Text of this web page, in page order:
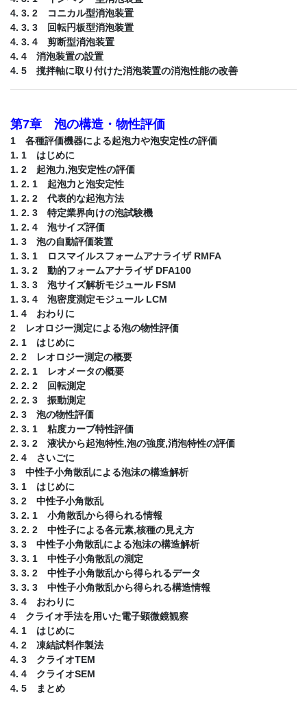
4. 3. 2 コニカル型消泡装置
4. 3. 3 回転円板型消泡装置
4. 3. 4 剪断型消泡装置
4. 4 消泡装置の設置
4. 5 撹拌軸に取り付けた消泡装置の消泡性能の改善
第7章 泡の構造・物性評価
1 各種評価機器による起泡力や泡安定性の評価
1. 1 はじめに
1. 2 起泡力,泡安定性の評価
1. 2. 1 起泡力と泡安定性
1. 2. 2 代表的な起泡方法
1. 2. 3 特定業界向けの泡試験機
1. 2. 4 泡サイズ評価
1. 3 泡の自動評価装置
1. 3. 1 ロスマイルスフォームアナライザ RMFA
1. 3. 2 動的フォームアナライザ DFA100
1. 3. 3 泡サイズ解析モジュール FSM
1. 3. 4 泡密度測定モジュール LCM
1. 4 おわりに
2 レオロジー測定による泡の物性評価
2. 1 はじめに
2. 2 レオロジー測定の概要
2. 2. 1 レオメータの概要
2. 2. 2 回転測定
2. 2. 3 振動測定
2. 3 泡の物性評価
2. 3. 1 粘度カーブ特性評価
2. 3. 2 液状から起泡特性,泡の強度,消泡特性の評価
2. 4 さいごに
3 中性子小角散乱による泡沫の構造解析
3. 1 はじめに
3. 2 中性子小角散乱
3. 2. 1 小角散乱から得られる情報
3. 2. 2 中性子による各元素,核種の見え方
3. 3 中性子小角散乱による泡沫の構造解析
3. 3. 1 中性子小角散乱の測定
3. 3. 2 中性子小角散乱から得られるデータ
3. 3. 3 中性子小角散乱から得られる構造情報
3. 4 おわりに
4 クライオ手法を用いた電子顕微鏡観察
4. 1 はじめに
4. 2 凍結試料作製法
4. 3 クライオTEM
4. 4 クライオSEM
4. 5 まとめ